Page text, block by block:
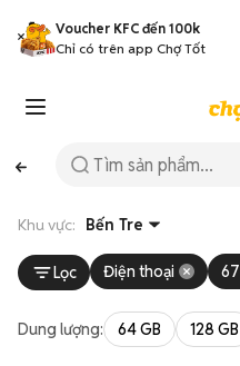
Voucher KFC đến 100k
Chỉ có trên app Chợ Tốt
Khu vực: Bến Tre
Lọc Điện thoại 67
Dung lượng: 64 GB 128 GB